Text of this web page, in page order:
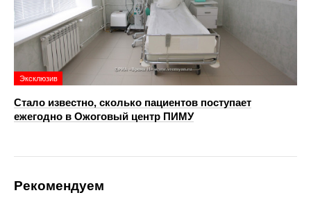
Эксклюзив
Стало известно, сколько пациентов поступает
ежегодно в Ожоговый центр ПИМУ
Рекомендуем